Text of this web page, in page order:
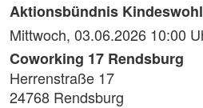
Aktionsbündnis Kindeswohl
Mittwoch, 03.06.2026 10:00
Coworking 17 Rendsburg
Herrenstraße 17
24768 Rendsburg